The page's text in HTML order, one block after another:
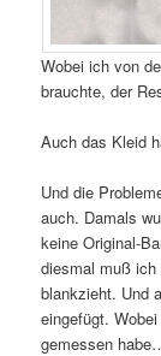
Wobei ich von
brauchte, der
Auch das Kleid
Und die
auch. Damals
keine Original-
diesmal muß
blankzieht. Und
eingefügt.
gemessen